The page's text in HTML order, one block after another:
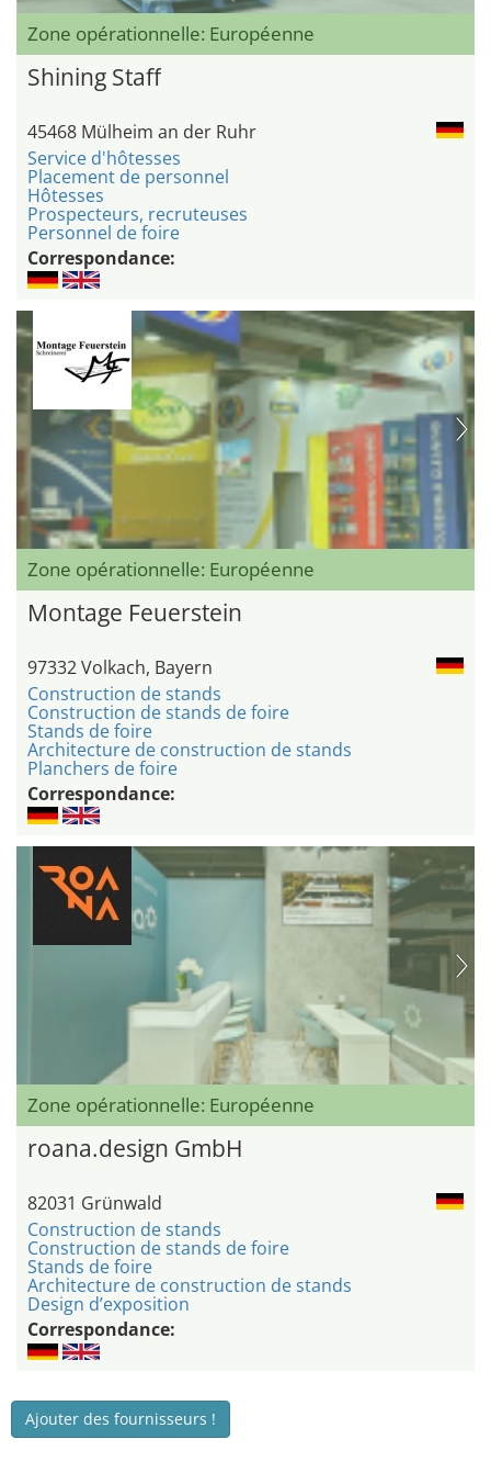
Zone opérationnelle: Européenne
Shining Staff
45468 Mülheim an der Ruhr
Service d'hôtesses
Placement de personnel
Hôtesses
Prospecteurs, recruteuses
Personnel de foire
Correspondance:
Zone opérationnelle: Européenne
Montage Feuerstein
97332 Volkach, Bayern
Construction de stands
Construction de stands de foire
Stands de foire
Architecture de construction de stands
Planchers de foire
Correspondance:
Zone opérationnelle: Européenne
roana.design GmbH
82031 Grünwald
Construction de stands
Construction de stands de foire
Stands de foire
Architecture de construction de stands
Design d’exposition
Correspondance:
Ajouter des fournisseurs !